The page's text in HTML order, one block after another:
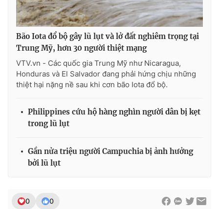
Bão Iota đổ bộ gây lũ lụt và lở đất nghiêm trọng tại
Trung Mỹ, hơn 30 người thiệt mạng
VTV.vn - Các quốc gia Trung Mỹ như Nicaragua,
Honduras và El Salvador đang phải hứng chịu những
thiệt hại nặng nề sau khi cơn bão Iota đổ bộ.
Philippines cứu hộ hàng nghìn người dân bị kẹt
trong lũ lụt
Gần nửa triệu người Campuchia bị ảnh hưởng
bởi lũ lụt
0 0